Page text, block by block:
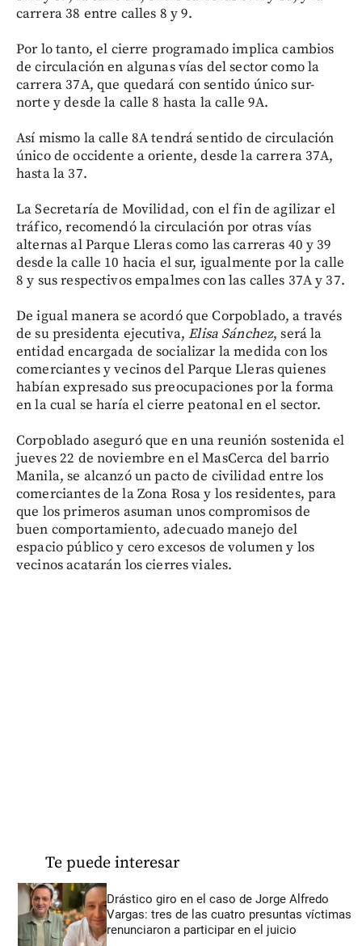
carrera 38 entre calles 8 y 9.
Por lo tanto, el cierre programado implica cambios
de circulación en algunas vías del sector como la
carrera 37A, que quedará con sentido único sur-
norte y desde la calle 8 hasta la calle 9A.
Así mismo la calle 8A tendrá sentido de circulación
único de occidente a oriente, desde la carrera 37A,
hasta la 37.
La Secretaría de Movilidad, con el fin de agilizar el
tráfico, recomendó la circulación por otras vías
alternas al Parque Lleras como las carreras 40 y 39
desde la calle 10 hacia el sur, igualmente por la calle
8 y sus respectivos empalmes con las calles 37A y 37.
De igual manera se acordó que Corpoblado, a través
de su presidenta ejecutiva,Elisa Sánchez, será la
entidad encargada de socializar la medida con los
comerciantes y vecinos del Parque Lleras quienes
habían expresado sus preocupaciones por la forma
en la cual se haría el cierre peatonal en el sector.
Corpoblado aseguró que en una reunión sostenida el
jueves 22 de noviembre en el MasCerca del barrio
Manila, se alcanzó un pacto de civilidad entre los
comerciantes de la Zona Rosa y los residentes, para
que los primeros asuman unos compromisos de
buen comportamiento, adecuado manejo del
espacio público y cero excesos de volumen y los
vecinos acatarán los cierres viales.
Te puede interesar
Drástico giro en el caso de Jorge Alfredo
Vargas: tres de las cuatro presuntas víctimas
renunciaron a participar en el juicio